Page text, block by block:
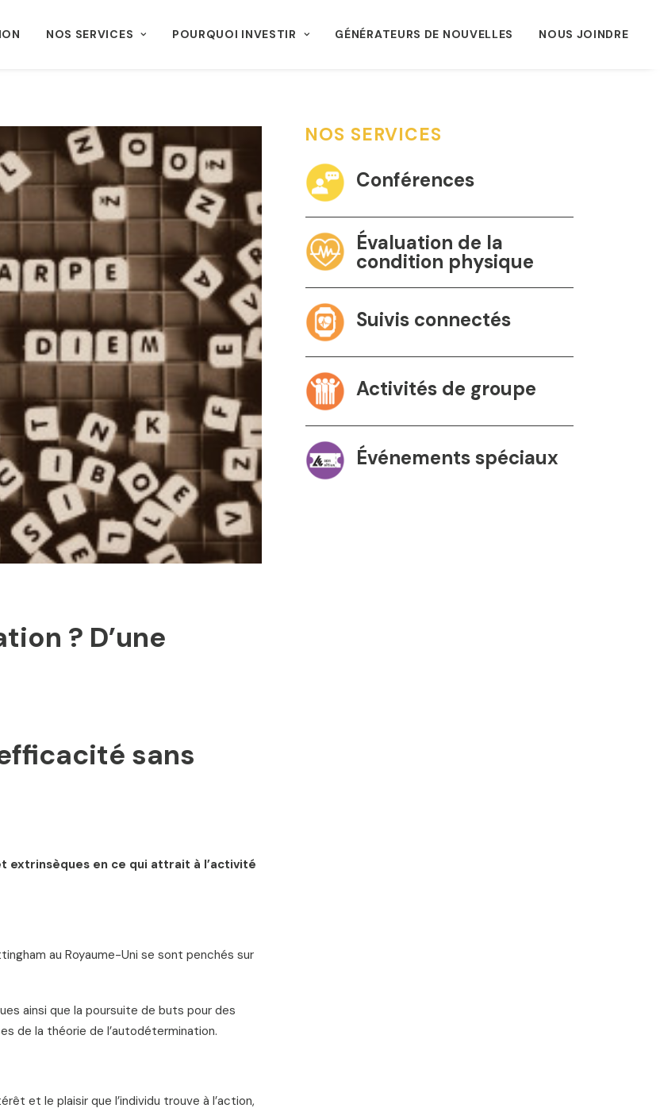
NOS SERVICES POURQUOI INVESTIR GÉNÉRATEURS DE NOUVELLES NOUS JOINDRE
? D’une
sans
en ce qui attrait à l’activité
au Royaume-Uni se sont penchés sur
ainsi que la poursuite de buts pour des
de la théorie de l’autodétermination.
et le plaisir que l’individu trouve à l’action,
NOS SERVICES
Conférences
Évaluation de la
condition physique
Suivis connectés
Activités de groupe
Événements spéciaux